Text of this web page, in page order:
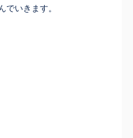
でいきます。